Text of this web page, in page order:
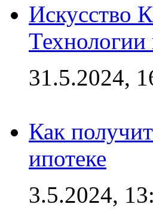
Искусство
31.5.2024,
Как
ипотеке
3.5.2024,